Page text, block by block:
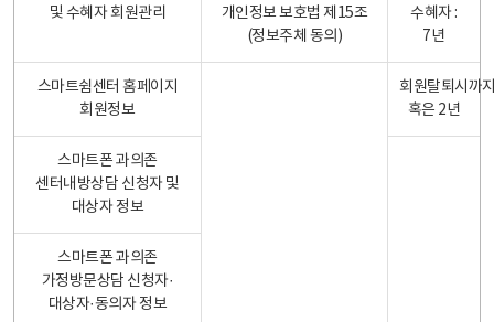
및 수혜자 회원관리
개인정보 보호법 제15조
(정보주체 동의)
수혜자 :
7년
스마트쉼센터 홈페이지
회원정보
회원탈퇴시까
혹은 2년
스마트폰 과의존
센터내방상담 신청자 및
대상자 정보
스마트폰 과의존
가정방문상담 신청자·
대상자·동의자 정보